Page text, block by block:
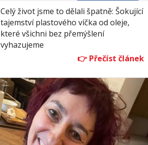
Celý život jsme to dělali špatně: Šokující
tajemství plastového víčka od oleje,
které všichni bez přemýšlení
vyhazujeme